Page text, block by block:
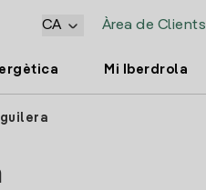
Àrea de Clients
CA
Mi Iberdrola